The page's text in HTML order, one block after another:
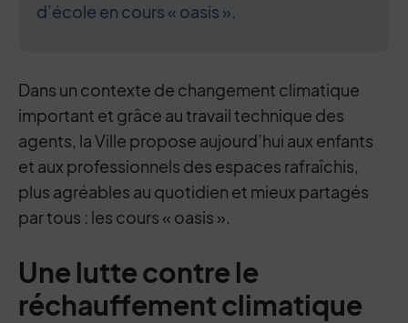
d’école en cours « oasis ».
Dans un contexte de changement climatique
important et grâce au travail technique des
agents, la Ville propose aujourd’hui aux enfants
et aux professionnels des espaces rafraîchis,
plus agréables au quotidien et mieux partagés
par tous : les cours « oasis ».
Une lutte contre le
réchauffement climatique